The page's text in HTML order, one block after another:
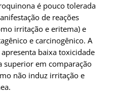
é pouco tolerada
de reações
irritação e eritema) e
e carcinogênico. A
baixa toxicidade
superior em comparação
não induz irritação e